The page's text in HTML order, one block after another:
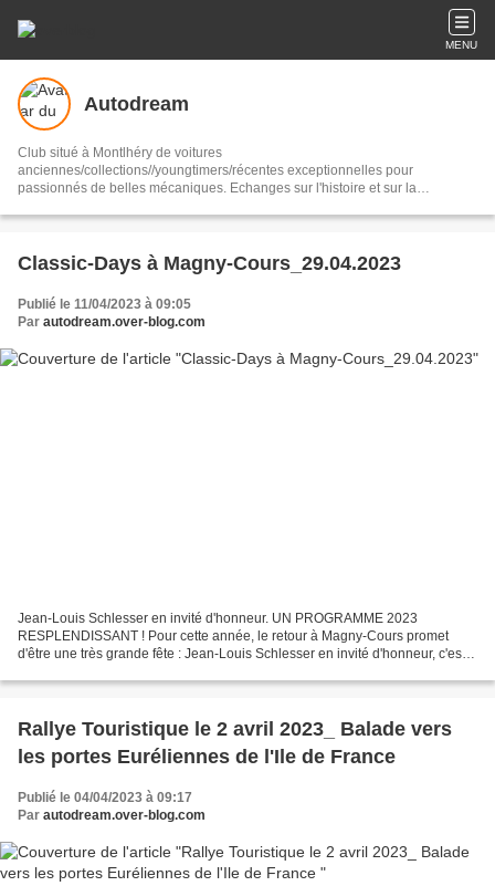
MENU
Autodream
Club situé à Montlhéry de voitures
anciennes/collections//youngtimers/récentes exceptionnelles pour
passionnés de belles mécaniques. Echanges sur l'histoire et sur la
Des rallyes touristiques sur 1 ou 2 jours.
Classic-Days à Magny-Cours_29.04.2023
Publié le 11/04/2023 à 09:05
Par autodream.over-blog.com
Jean-Louis Schlesser en invité d'honneur. UN PROGRAMME 2023
RESPLENDISSANT ! Pour cette année, le retour à Magny-Cours promet
d'être une très grande fête : Jean-Louis Schlesser en invité d'honneur, c'est
Rallye Touristique le 2 avril 2023_ Balade vers
les portes Euréliennes de l'Ile de France
Publié le 04/04/2023 à 09:17
Par autodream.over-blog.com